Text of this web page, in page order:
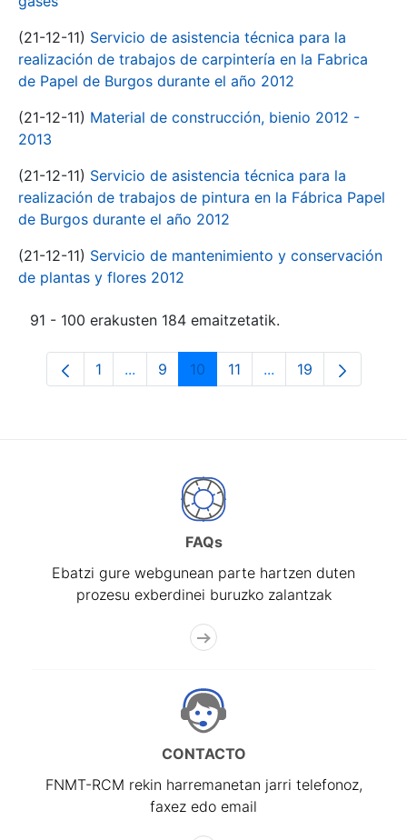
(21-12-11) Servicio de asistencia técnica para la
realización de trabajos de carpintería en la Fabrica
de Papel de Burgos durante el año 2012
(21-12-11) Material de construcción, bienio 2012 -
2013
(21-12-11) Servicio de asistencia técnica para la
realización de trabajos de pintura en la Fábrica Papel
de Burgos durante el año 2012
(21-12-11) Servicio de mantenimiento y conservación
de plantas y flores 2012
91 - 100 erakusten 184 emaitzetatik.
Orrialdea
1 ...Intermediate Pages Use TAB to
Orrialdea
9 Orrialdea
10 Orrialdea
11 ...Intermediate Pages
Orrialdea
19
FAQs
Ebatzi gure webgunean parte hartzen duten
prozesu exberdinei buruzko zalantzak
CONTACTO
FNMT-RCM rekin harremanetan jarri telefonoz,
faxez edo email